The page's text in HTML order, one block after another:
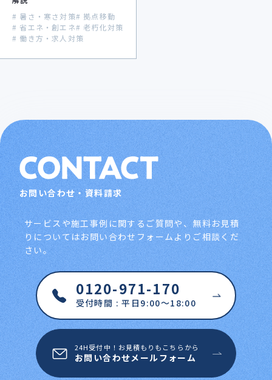
# 暑さ・寒さ対策# 拠点移動
# 省エネ・創エネ# 老朽化対策
# 働き方・求人対策
お問い合わせ・資料請求
サービスや施工事例に関するご質問や、無料お見積
りについてはお問い合わせフォームよりご相談くだ
さい。
0120-971-170
受付時間 : 平日9:00～18:00
24H受付中！お見積もりもこちらから
お問い合わせメールフォーム